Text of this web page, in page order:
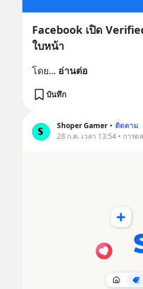
Facebook เปิด
ใบหน้า
โดย... อ่านต่อ
บันทึก
Shoper Gamer • ติดตาม
28 ก.ค. เวลา 13:54 • การต